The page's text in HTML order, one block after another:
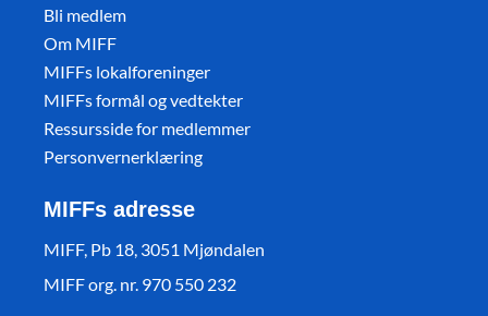
Bli medlem
Om MIFF
MIFFs lokalforeninger
MIFFs formål og vedtekter
Ressursside for medlemmer
Personvernerklæring
MIFFs adresse
MIFF, Pb 18, 3051 Mjøndalen
MIFF org. nr. 970 550 232